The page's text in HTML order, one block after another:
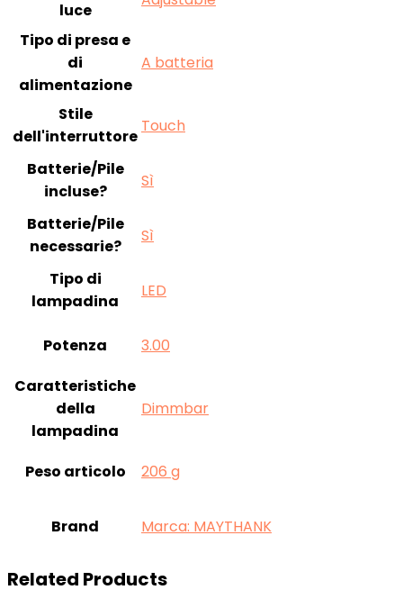
luce
Tipo di presa e
di
alimentazione
‎A batteria
Stile
dell'interruttore
‎Touch
Batterie/Pile
incluse?
‎Sì
Batterie/Pile
necessarie?
‎Sì
Tipo di
lampadina
‎LED
Potenza
‎3.00
Caratteristiche
della
lampadina
‎Dimmbar
Peso articolo ‎206 g
Brand Marca: MAYTHANK
Related Products